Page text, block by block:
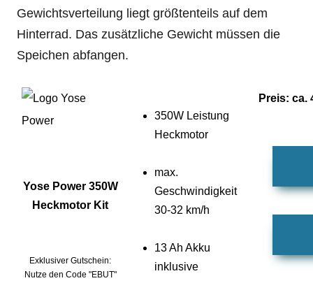
Gewichtsverteilung liegt größtenteils auf dem
Hinterrad. Das zusätzliche Gewicht müssen die
Speichen abfangen.
Yose Power 350W
Heckmotor Kit
Exklusiver Gutschein:
Nutze den Code "EBUT"
350W Leistung
Heckmotor
max.
Geschwindigkeit
30-32 km/h
13 Ah Akku
inklusive
Preis: ca.